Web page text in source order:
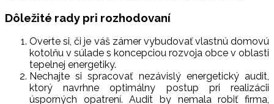
Dôležité rady pri rozhodovaní
Overte si, či je váš zámer vybudovať vlastnú domovú
kotolňu v súlade s koncepciou rozvoja obce v oblasti
tepelnej energetiky.
Nechajte si spracovať nezávislý energetický audit,
ktorý navrhne optimálny postup pri realizácii
úsporných opatrení. Audit by nemala robiť firma,